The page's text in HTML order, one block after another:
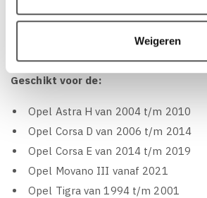
Weigeren
tweeters + 2 x 6 dB crossovers
Geschikt voor de:
Opel Astra H van 2004 t/m 2010
Opel Corsa D van 2006 t/m 2014
Opel Corsa E van 2014 t/m 2019
Opel Movano III vanaf 2021
Opel Tigra van 1994 t/m 2001